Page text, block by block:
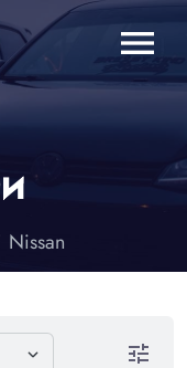
menu
Nissan
tune